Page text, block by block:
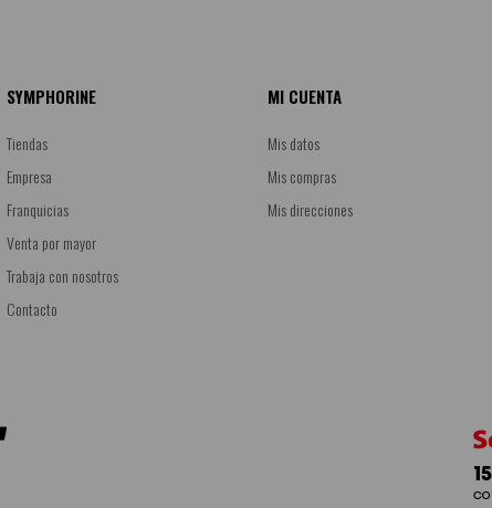
SYMPHORINE
Tiendas
Empresa
Franquicias
Venta por mayor
Trabaja con nosotros
Contacto
MI CUENTA
Mis datos
Mis compras
Mis direcciones